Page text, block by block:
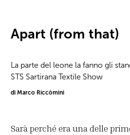
Apart (from that)
La parte del leone la fanno gli
STS Sartirana Textile Show
di Marco Riccòmini
Sarà perché era una delle